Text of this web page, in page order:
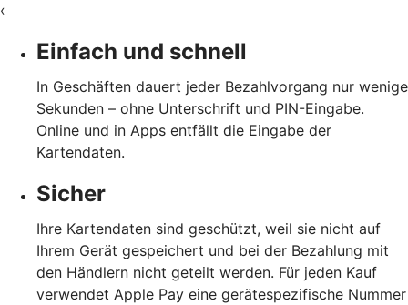
‹
Einfach und schnell
In Geschäften dauert jeder Bezahlvorgang nur wenige
Sekunden – ohne Unterschrift und PIN-Eingabe.
Online und in Apps entfällt die Eingabe der
Kartendaten.
Sicher
Ihre Kartendaten sind geschützt, weil sie nicht auf
Ihrem Gerät gespeichert und bei der Bezahlung mit
den Händlern nicht geteilt werden. Für jeden Kauf
verwendet Apple Pay eine gerätespezifische Nummer